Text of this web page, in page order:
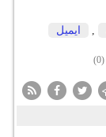
, ایمیل
(0)